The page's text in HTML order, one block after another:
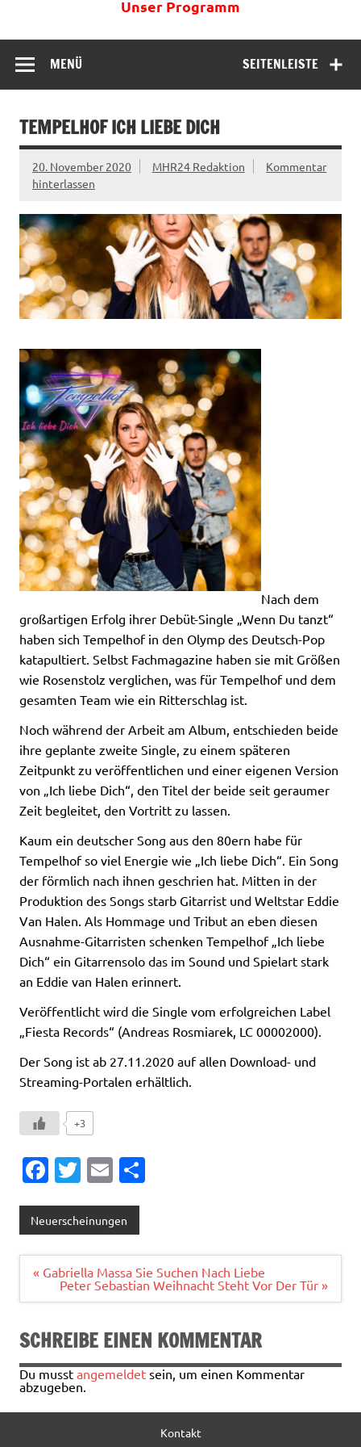
Unser Programm
SEITENLEISTE
MENÜ
TEMPELHOF ICH LIEBE DICH
20. November 2020 MHR24 Redaktion
Kommentar
hinterlassen
Nach dem
großartigen Erfolg ihrer Debüt-Single „Wenn Du tanzt“
haben sich Tempelhof in den Olymp des Deutsch-Pop
katapultiert. Selbst Fachmagazine haben sie mit Größen
wie Rosenstolz verglichen, was für Tempelhof und dem
gesamten Team wie ein Ritterschlag ist.
Noch während der Arbeit am Album, entschieden beide
ihre geplante zweite Single, zu einem späteren
Zeitpunkt zu veröffentlichen und einer eigenen Version
von „Ich liebe Dich“, den Titel der beide seit geraumer
Zeit begleitet, den Vortritt zu lassen.
Kaum ein deutscher Song aus den 80ern habe für
Tempelhof so viel Energie wie „Ich liebe Dich“. Ein Song
der förmlich nach ihnen geschrien hat. Mitten in der
Produktion des Songs starb Gitarrist und Weltstar Eddie
Van Halen. Als Hommage und Tribut an eben diesen
Ausnahme-Gitarristen schenken Tempelhof „Ich liebe
Dich“ ein Gitarrensolo das im Sound und Spielart stark
an Eddie van Halen erinnert.
Veröffentlicht wird die Single vom erfolgreichen Label
„Fiesta Records“ (Andreas Rosmiarek, LC 00002000).
Der Song ist ab 27.11.2020 auf allen Download- und
Streaming-Portalen erhältlich.
+3
Fa
e
b
o
o
k
T
it
te
r
E
ai
l
n
Neuerscheinungen
Beitragsnavigation
« Gabriella Massa Sie Suchen Nach Liebe
Peter Sebastian Weihnacht Steht Vor Der Tür »
SCHREIBE EINEN KOMMENTAR
Du musst angemeldet sein, um einen Kommentar
abzugeben.
Kontakt